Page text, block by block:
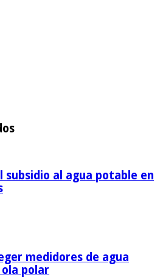
subsidio al agua potable en
medidores de agua
polar